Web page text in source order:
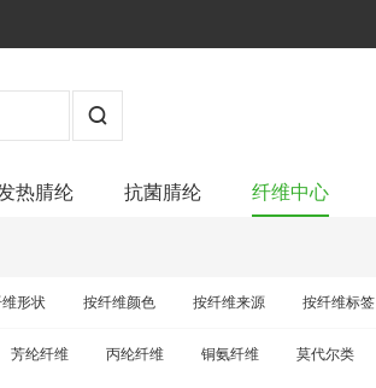
热腈纶 抗菌腈纶 纤维中心
形状 按纤维颜色 按纤维来源 按纤维标签
芳纶纤维 丙纶纤维 铜氨纤维 莫代尔类